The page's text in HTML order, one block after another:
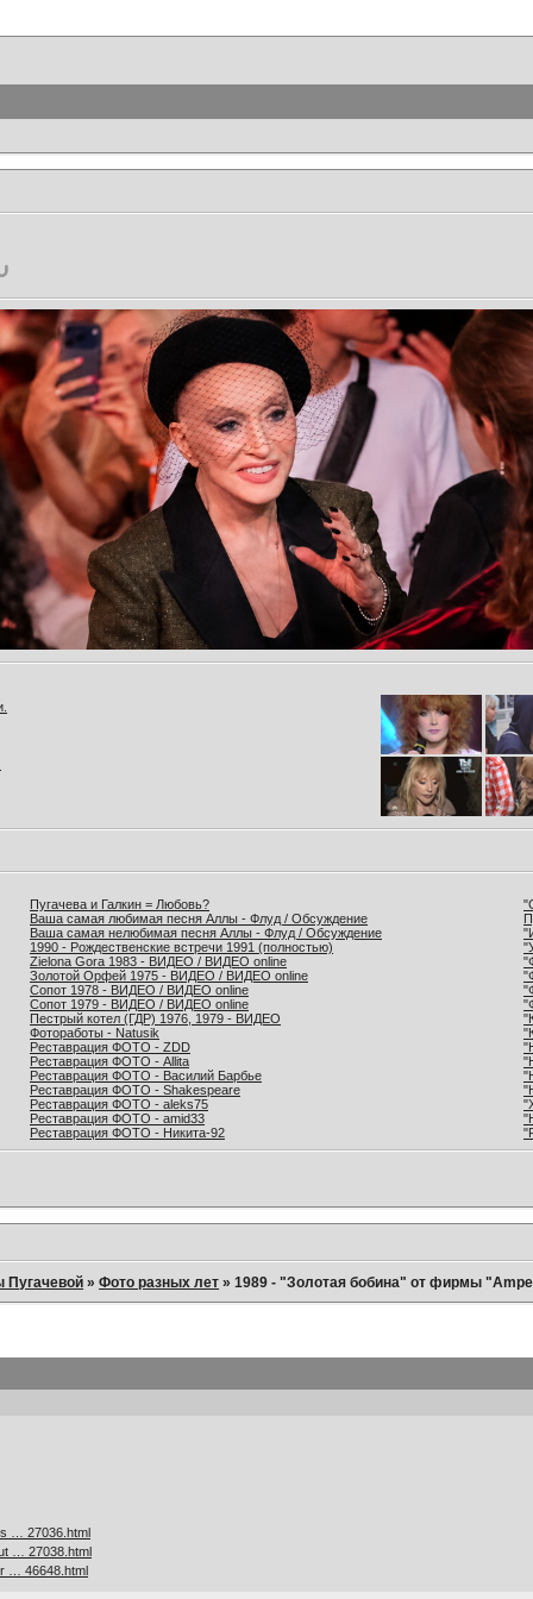
Пугачева и Галкин = Любовь?
Ваша самая любимая песня Аллы - Флуд / Обсуждение
Ваша самая нелюбимая песня Аллы - Флуд / Обсуждение
1990 - Рождественские встречи 1991 (полностью)
Zielona Gora 1983 - ВИДЕО / ВИДЕО online
Золотой Орфей 1975 - ВИДЕО / ВИДЕО online
Сопот 1978 - ВИДЕО / ВИДЕО online
Сопот 1979 - ВИДЕО / ВИДЕО online
Пестрый котел (ГДР) 1976, 1979 - ВИДЕО
Фотоработы - Natusik
Реставрация ФОТО - ZDD
Реставрация ФОТО - Allita
Реставрация ФОТО - Василий Барбье
Реставрация ФОТО - Shakespeare
Реставрация ФОТО - aleks75
Реставрация ФОТО - amid33
Реставрация ФОТО - Никита-92
Пугачевой »Фото разных лет »1989 - "Золотая бобина" от фирмы
… 27036.html
… 27038.html
… 46648.html